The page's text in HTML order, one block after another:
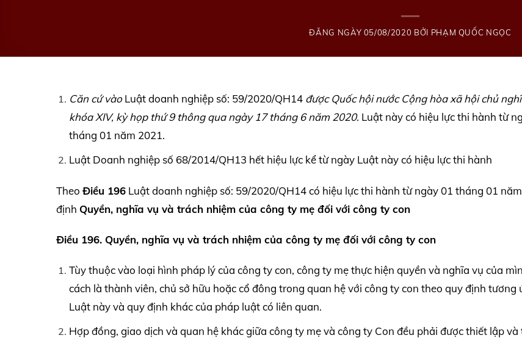
ĐĂNG NGÀY 05/08/2020 BỞI PHẠM QUỐC NGỌC
Căn cứ vàoLuật doanh nghiệp số: 59/2020/QH14 được Quốc hội nước Cộng hòa xã hội chủ
khóaXIV, kỳ họp thứ 9 thông qua ngày 17 tháng 6 năm 2020. Luật này có hiệu lực thi hành từ
tháng 01 năm 2021.
Luật Doanh nghiệp số 68/2014/QH13 hết hiệu lực kể từ ngày Luật này có hiệu lực thi hành
Theo Điều 196 Luật doanh nghiệp số: 59/2020/QH14 có hiệu lực thi hành từ ngày 01 tháng 01
định Quyền, nghĩa vụ và trách nhiệm của công ty mẹ đối với công ty con
Điều 196. Quyền, nghĩa vụ và trách nhiệm của công ty mẹ đối với công ty con
Tùy thuộc vào loại hình pháp lý của công ty con, công ty mẹ thực hiện quyền và nghĩa vụ của
cách là thành viên, chủ sở hữu hoặc cổ đông trong quan hệ với công ty con theo quy định tương
Luật này và quy định khác của pháp luật có liên quan.
Hợp đồng, giao dịch và quan hệ khác giữa công ty mẹ và công ty Con đều phải được thiết lập và